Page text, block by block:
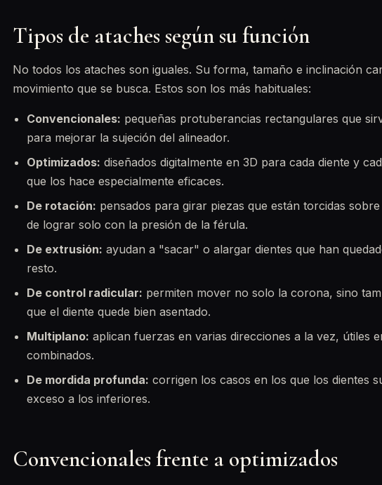
Tipos de ataches según su función
No todos los ataches son iguales. Su forma, tamaño e inclinación
movimiento que se busca. Estos son los más habituales:
Convencionales: pequeñas protuberancias rectangulares que
para mejorar la sujeción del alineador.
Optimizados: diseñados digitalmente en 3D para cada diente y
que los hace especialmente eficaces.
De rotación: pensados para girar piezas que están torcidas
de lograr solo con la presión de la férula.
De extrusión: ayudan a "sacar" o alargar dientes que han
resto.
De control radicular: permiten mover no solo la corona, sino
que el diente quede bien asentado.
Multiplano: aplican fuerzas en varias direcciones a la vez, útiles
combinados.
De mordida profunda: corrigen los casos en los que los dientes
exceso a los inferiores.
Convencionales frente a optimizados